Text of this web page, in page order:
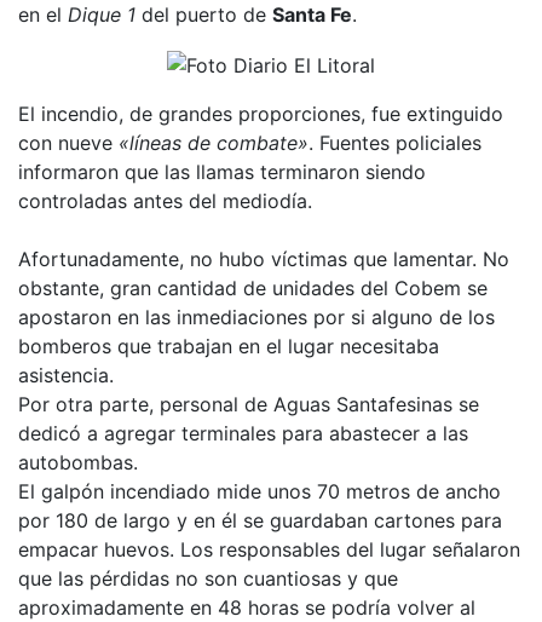
en el Dique 1 del puerto de Santa Fe.
El incendio, de grandes proporciones, fue extinguido
con nueve «líneas de combate». Fuentes policiales
informaron que las llamas terminaron siendo
controladas antes del mediodía.
Afortunadamente, no hubo víctimas que lamentar. No
obstante, gran cantidad de unidades del Cobem se
apostaron en las inmediaciones por si alguno de los
bomberos que trabajan en el lugar necesitaba
asistencia.
Por otra parte, personal de Aguas Santafesinas se
dedicó a agregar terminales para abastecer a las
autobombas.
El galpón incendiado mide unos 70 metros de ancho
por 180 de largo y en él se guardaban cartones para
empacar huevos. Los responsables del lugar señalaron
que las pérdidas no son cuantiosas y que
aproximadamente en 48 horas se podría volver al